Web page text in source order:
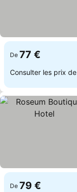
De 77 €
Consulter les prix de
De 79 €